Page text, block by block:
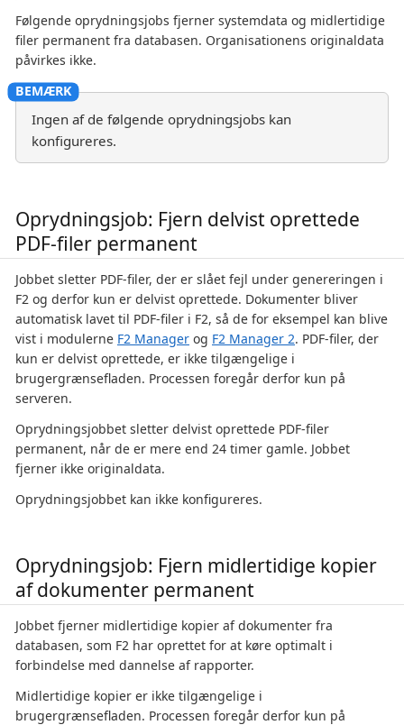
Følgende oprydningsjobs fjerner systemdata og midlertidige
filer permanent fra databasen. Organisationens originaldata
påvirkes ikke.
Ingen af de følgende oprydningsjobs kan
konfigureres.
Oprydningsjob: Fjern delvist oprettede
PDF-filer permanent
Jobbet sletter PDF-filer, der er slået fejl under genereringen i
F2 og derfor kun er delvist oprettede. Dokumenter bliver
automatisk lavet til PDF-filer i F2, så de for eksempel kan blive
vist i modulerne F2 Manager og F2 Manager 2. PDF-filer, der
kun er delvist oprettede, er ikke tilgængelige i
brugergrænsefladen. Processen foregår derfor kun på
serveren.
Oprydningsjobbet sletter delvist oprettede PDF-filer
permanent, når de er mere end 24 timer gamle. Jobbet
fjerner ikke originaldata.
Oprydningsjobbet kan ikke konfigureres.
Oprydningsjob: Fjern midlertidige kopier
af dokumenter permanent
Jobbet fjerner midlertidige kopier af dokumenter fra
databasen, som F2 har oprettet for at køre optimalt i
forbindelse med dannelse af rapporter.
Midlertidige kopier er ikke tilgængelige i
brugergrænsefladen. Processen foregår derfor kun på